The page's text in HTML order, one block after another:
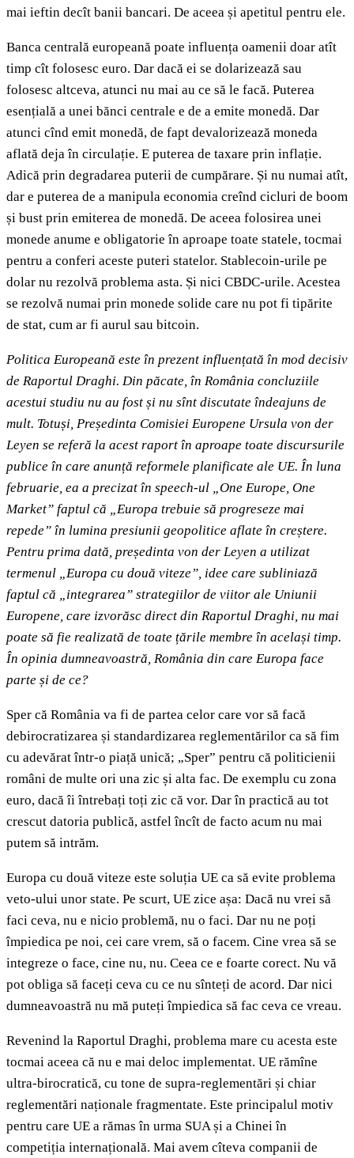
mai ieftin decît banii bancari. De aceea și apetitul pentru ele.
Banca centrală europeană poate influența oamenii doar atît
timp cît folosesc euro. Dar dacă ei se dolarizează sau
folosesc altceva, atunci nu mai au ce să le facă. Puterea
esențială a unei bănci centrale e de a emite monedă. Dar
atunci cînd emit monedă, de fapt devalorizează moneda
aflată deja în circulație. E puterea de taxare prin inflație.
Adică prin degradarea puterii de cumpărare. Și nu numai atît,
dar e puterea de a manipula economia creînd cicluri de boom
și bust prin emiterea de monedă. De aceea folosirea unei
monede anume e obligatorie în aproape toate statele, tocmai
pentru a conferi aceste puteri statelor. Stablecoin-urile pe
dolar nu rezolvă problema asta. Și nici CBDC-urile. Acestea
se rezolvă numai prin monede solide care nu pot fi tipărite
de stat, cum ar fi aurul sau bitcoin.
Politica Europeană este în prezent influențată în mod decisiv
de Raportul Draghi. Din păcate, în România concluziile
acestui studiu nu au fost și nu sînt discutate îndeajuns de
mult. Totuși, Președinta Comisiei Europene Ursula von der
Leyen se referă la acest raport în aproape toate discursurile
publice în care anunță reformele planificate ale UE. În luna
februarie, ea a precizat în speech-ul „One Europe, One
Market” faptul că „Europa trebuie să progreseze mai
repede” în lumina presiunii geopolitice aflate în creștere.
Pentru prima dată, președinta von der Leyen a utilizat
termenul „Europa cu două viteze”, idee care subliniază
faptul că „integrarea” strategiilor de viitor ale Uniunii
Europene, care izvorăsc direct din Raportul Draghi, nu mai
poate să fie realizată de toate țările membre în același timp.
În opinia dumneavoastră, România din care Europa face
parte și de ce?
Sper că România va fi de partea celor care vor să facă
debirocratizarea și standardizarea reglementărilor ca să fim
cu adevărat într-o piață unică; „Sper” pentru că politicienii
români de multe ori una zic și alta fac. De exemplu cu zona
euro, dacă îi întrebați toți zic că vor. Dar în practică au tot
crescut datoria publică, astfel încît de facto acum nu mai
putem să intrăm.
Europa cu două viteze este soluția UE ca să evite problema
veto-ului unor state. Pe scurt, UE zice așa: Dacă nu vrei să
faci ceva, nu e nicio problemă, nu o faci. Dar nu ne poți
împiedica pe noi, cei care vrem, să o facem. Cine vrea să se
integreze o face, cine nu, nu. Ceea ce e foarte corect. Nu vă
pot obliga să faceți ceva cu ce nu sînteți de acord. Dar nici
dumneavoastră nu mă puteți împiedica să fac ceva ce vreau.
Revenind la Raportul Draghi, problema mare cu acesta este
tocmai aceea că nu e mai deloc implementat. UE rămîne
ultra-birocratică, cu tone de supra-reglementări și chiar
reglementări naționale fragmentate. Este principalul motiv
pentru care UE a rămas în urma SUA și a Chinei în
competiția internațională. Mai avem cîteva companii de